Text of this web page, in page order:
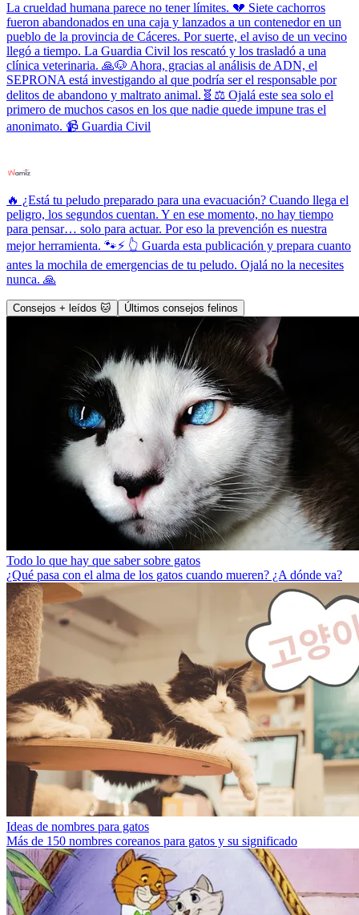
La crueldad humana parece no tener límites. 💔 Siete cachorros
fueron abandonados en una caja y lanzados a un contenedor en un
pueblo de la provincia de Cáceres. Por suerte, el aviso de un vecino
llegó a tiempo. La Guardia Civil los rescató y los trasladó a una
clínica veterinaria. 🙏🐶 Ahora, gracias al análisis de ADN, el
SEPRONA está investigando al que podría ser el responsable por
delitos de abandono y maltrato animal.🧬⚖️ Ojalá este sea solo el
primero de muchos casos en los que nadie quede impune tras el
anonimato. 📹 Guardia Civil
🔥 ¿Está tu peludo preparado para una evacuación? Cuando llega el
peligro, los segundos cuentan. Y en ese momento, no hay tiempo
para pensar… solo para actuar. Por eso la prevención es nuestra
mejor herramienta. 🐾⚡ 👆 Guarda esta publicación y prepara cuanto
antes la mochila de emergencias de tu peludo. Ojalá no la necesites
nunca. 🙏
Consejos + leídos 🐱 Últimos consejos felinos
Todo lo que hay que saber sobre gatos
¿Qué pasa con el alma de los gatos cuando mueren? ¿A dónde va?
Ideas de nombres para gatos
Más de 150 nombres coreanos para gatos y su significado